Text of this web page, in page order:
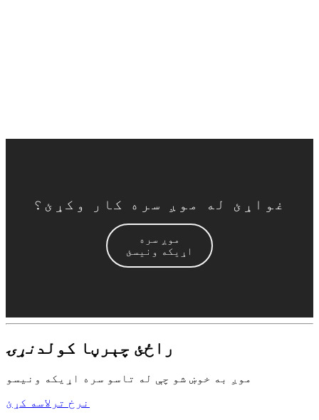
غواړئ له موږ سره کار وکړئ؟
موږ سره
اړیکه ونیسئ
راځئ چېرڼا کولدنړۍ
موږ به خوښ شو چې له تاسو سره اړیکه ونیسو
نرخ ترلاسه کړئ